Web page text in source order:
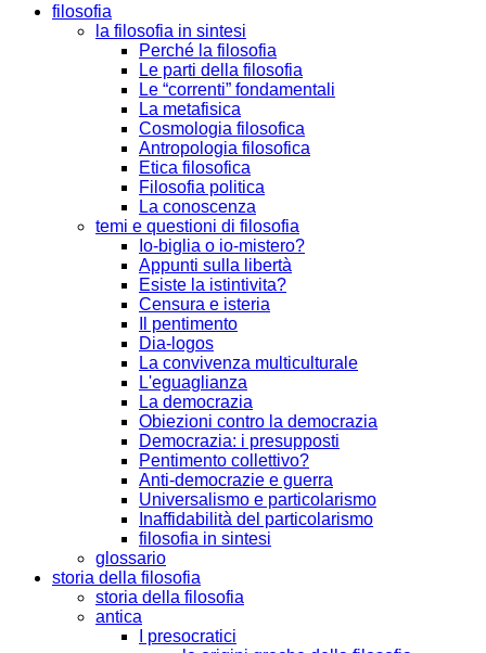
filosofia
la filosofia in sintesi
Perché la filosofia
Le parti della filosofia
Le “correnti” fondamentali
La metafisica
Cosmologia filosofica
Antropologia filosofica
Etica filosofica
Filosofia politica
La conoscenza
temi e questioni di filosofia
Io-biglia o io-mistero?
Appunti sulla libertà
Esiste la istintivita?
Censura e isteria
Il pentimento
Dia-logos
La convivenza multiculturale
L'eguaglianza
La democrazia
Obiezioni contro la democrazia
Democrazia: i presupposti
Pentimento collettivo?
Anti-democrazie e guerra
Universalismo e particolarismo
Inaffidabilità del particolarismo
filosofia in sintesi
glossario
storia della filosofia
storia della filosofia
antica
I presocratici